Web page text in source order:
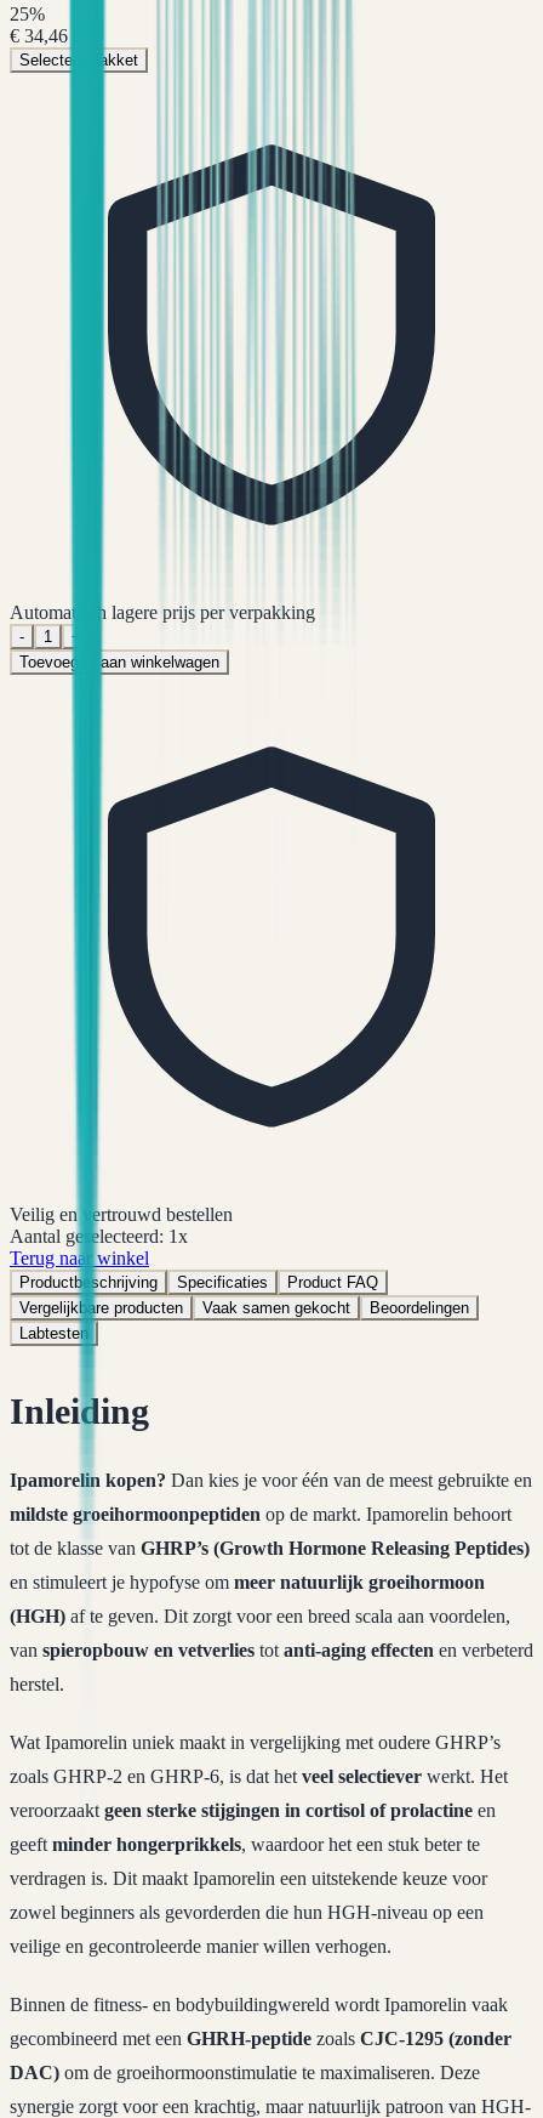
25%
€ 34,46
Selecteer pakket
Automatisch lagere prijs per verpakking
- 1
+
Toevoegen aan winkelwagen
Veilig en vertrouwd bestellen
Aantal geselecteerd: 1x
Terug naar winkel
Productbeschrijving Specificaties
Product FAQ
Vergelijkbare producten
Vaak samen gekocht
Beoordelingen
Labtesten
Inleiding
Ipamorelin kopen? Dan kies je voor één van de meest gebruikte en
mildste groeihormoonpeptiden op de markt. Ipamorelin behoort
tot de klasse van GHRP’s (Growth Hormone Releasing Peptides)
en stimuleert je hypofyse om meer natuurlijk groeihormoon
(HGH) af te geven. Dit zorgt voor een breed scala aan voordelen,
van spieropbouw en vetverlies tot anti-aging effecten en verbeterd
herstel.
Wat Ipamorelin uniek maakt in vergelijking met oudere GHRP’s
zoals GHRP-2 en GHRP-6, is dat het veel selectiever werkt. Het
veroorzaakt geen sterke stijgingen in cortisol of prolactine en
geeft minder hongerprikkels, waardoor het een stuk beter te
verdragen is. Dit maakt Ipamorelin een uitstekende keuze voor
zowel beginners als gevorderden die hun HGH-niveau op een
veilige en gecontroleerde manier willen verhogen.
Binnen de fitness- en bodybuildingwereld wordt Ipamorelin vaak
gecombineerd met een GHRH-peptide zoals CJC-1295 (zonder
DAC) om de groeihormoonstimulatie te maximaliseren. Deze
synergie zorgt voor een krachtig, maar natuurlijk patroon van HGH-